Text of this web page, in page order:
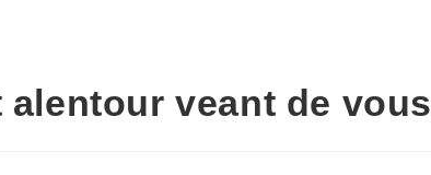
veant de vous